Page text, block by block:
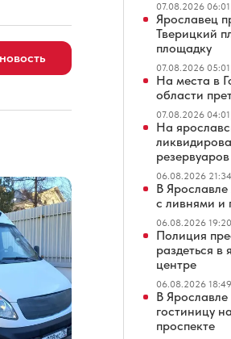
07.08.2026 06:01
Ярославец
Тверицкий
площадку
07.08.2026 05:01
На места в
области
07.08.2026 04:01
На
резервуаров
06.08.2026 21:34
В
с ливнями и
06.08.2026 19:20
Полиция
раздеться в
центре
06.08.2026 18:49
В
гостиницу
проспекте